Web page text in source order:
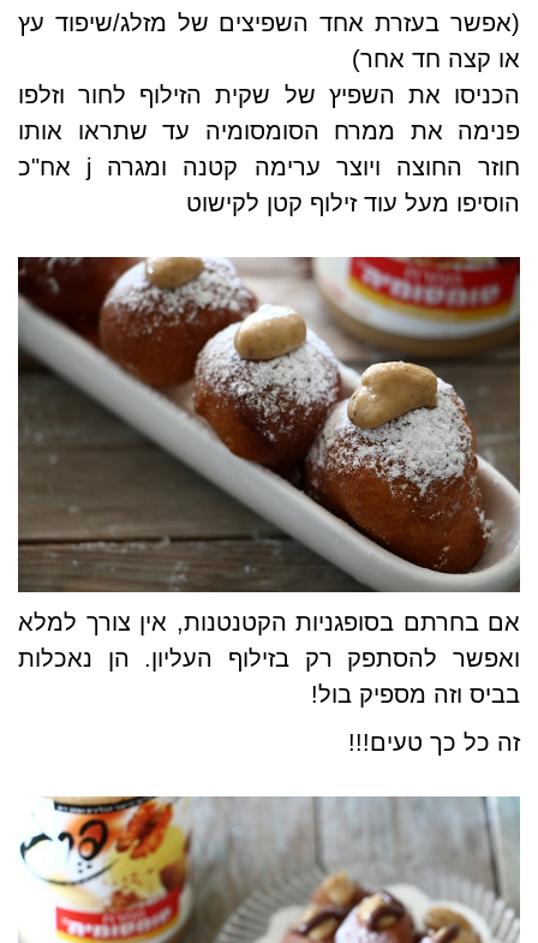
(אפשר בעזרת אחד השפיצים של מזלג/שיפוד עץ
או קצה חד אחר)
הכניסו את השפיץ של שקית הזילוף לחור וזלפו
פנימה את ממרח הסומסומיה עד שתראו אותו
חוזר החוצה ויוצר ערימה קטנה ומגרה j
אח"כ
הוסיפו מעל עוד זילוף קטן לקישוט
אם בחרתם בסופגניות הקטנטנות, אין צורך למלא
ואפשר להסתפק רק בזילוף העליון. הן נאכלות
בביס וזה מספיק בול!
זה כל כך טעים!!!